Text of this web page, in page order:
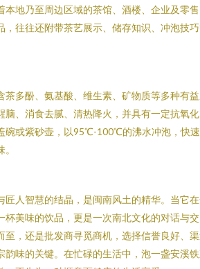
本地乃至周边区域的茶馆、酒楼、企业及零售
，往往还附带茶艺展示、储存知识、冲泡技
茶多酚、氨基酸、维生素、矿物质等多种有
脑、消食去腻、清热降火，并具有一定抗氧
碗或紫砂壶，以95℃-100℃的沸水冲泡，快
匠人智慧的结晶，是闽南风土的精华。当它
杯美味的饮品，更是一次南北文化的对话与交
至，还是批发商寻觅商机，选择信誉良好、
韵味的关键。在忙碌的生活中，泡一盏安溪